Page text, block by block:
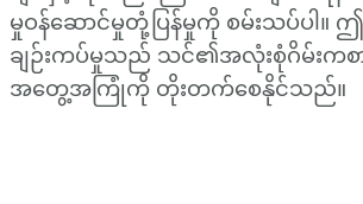
မှုဝန်ဆောင်မှုတုံ့ပြန်မှုကို စမ်းသပ်ပါ
ချဉ်းကပ်မှုသည် သင်၏အလုံးစုံဂိမ်းကစား
အတွေ့အကြုံကို တိုးတက်စေနိုင်သည်။